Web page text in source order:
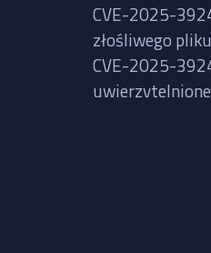
CVE-2025-
złośliwego
CVE-2025-